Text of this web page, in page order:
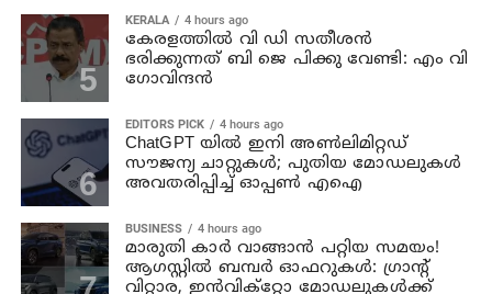
KERALA 4 hours ago
കേരളത്തില്‍ വി ഡി സതീശന്‍
ഭരിക്കുന്നത് ബി ജെ പിക്കു വേണ്ടി: എം വി
ഗോവിന്ദന്‍
EDITORS PICK 4 hours ago
ChatGPT യിൽ ഇനി അൺലിമിറ്റഡ്
സൗജന്യ ചാറ്റുകൾ; പുതിയ മോഡലുകൾ
അവതരിപ്പിച്ച് ഓപ്പൺ എഐ
BUSINESS 4 hours ago
മാരുതി കാർ വാങ്ങാൻ പറ്റിയ സമയം!
ആഗസ്റ്റിൽ ബമ്പർ ഓഫറുകൾ: ഗ്രാന്റ്
വിറ്റാര, ഇൻവിക്റ്റോ മോഡലുകൾക്ക്